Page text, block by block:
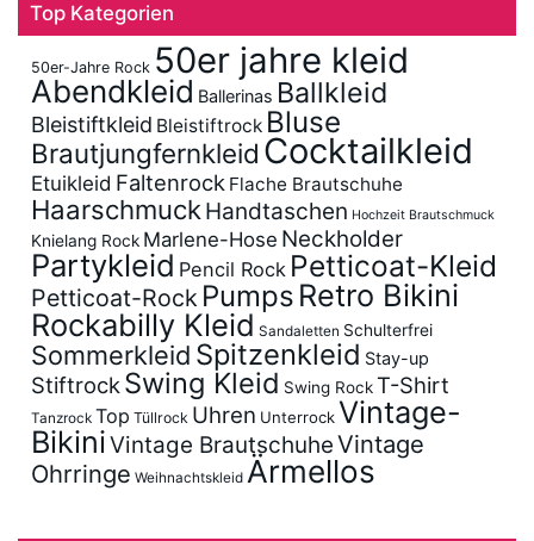
Top Kategorien
50er-Jahre Rock 50er jahre kleid
Abendkleid Ballerinas Ballkleid
Bleistiftkleid Bleistiftrock Bluse
Brautjungfernkleid Cocktailkleid
Etuikleid Faltenrock Flache Brautschuhe
Haarschmuck Handtaschen Hochzeit Brautschmuck
Knielang Rock Marlene-Hose Neckholder
Partykleid Pencil Rock Petticoat-Kleid
Petticoat-Rock Pumps Retro Bikini
Rockabilly Kleid Sandaletten Schulterfrei
Sommerkleid Spitzenkleid Stay-up
Stiftrock Swing Kleid Swing RockT-Shirt
Tanzrock Top Tüllrock Uhren UnterrockVintage-
BikiniVintage BrautschuheVintage
Ohrringe Weihnachtskleid Ärmellos